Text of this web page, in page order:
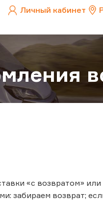
Личный кабинет
«с возвратом»
забираем возврат;